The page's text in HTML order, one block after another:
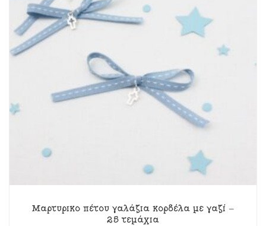
Μαρτυρικό πέτου γαλάζια κορδέλα με γαζί –
25 τεμάχια